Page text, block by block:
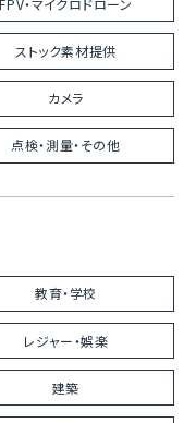
ストック素材提供
カメラ
点検・測量・その他
教育・学校
レジャー・娯楽
建築